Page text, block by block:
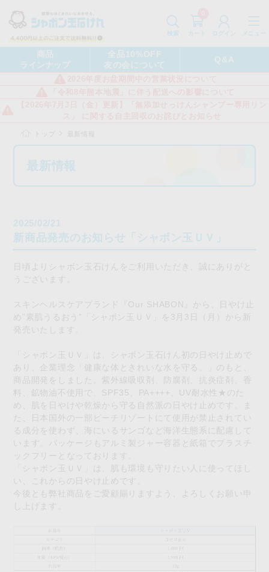
ログイン
検索 メニュー
商品
ラインナップ
全品10%OFF
友の会について
Q&A
最新情報
新商品発売のお知らせ「シャボン玉ＵＶ」
2025/02/21
日頃よりシャボン玉石けんをご利用いただき、誠にありがと
うございます。
スキンヘルスケアブランド『Our SHABON』から、日やけ止
め”素肌うるおう”「シャボン玉ＵＶ」を3月3日（月）から新
発売いたします。
「シャボン玉ＵＶ」は、シャボン玉石けん初の日やけ止めで
あり、企業理念「健康な体ときれいな水を守る。」のもと、
商品開発をしました。紫外線吸収剤、防腐剤、抗炎症剤、香
料、鉱物油不使用で、SPF35、PA++++、UV耐水性★のた
め、肌を日やけや乾燥から守る自然派の日やけ止めです。ま
た、日本国外の一部ビーチリゾートにて使用が禁止されてい
る成分を使わず、海にいるサンゴなど海洋生態系に配慮して
います。パッケージもアルミ製ジャー容器と紙箱でプラスチ
ックフリーとなっております。
「シャボン玉ＵＶ」は、肌も環境も守りたい人に使ってほし
い、これからの日やけ止めです。
今後とも弊社商品をご愛顧賜りますよう、よろしくお願い申
し上げます。